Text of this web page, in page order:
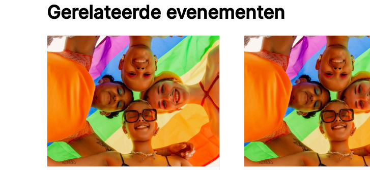
Gerelateerde evenementen